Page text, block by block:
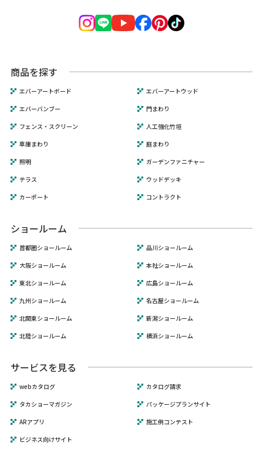
商品を探す
エバーアートボード
エバーアートウッド
エバーバンブー
門まわり
フェンス・スクリーン
人工強化竹垣
車庫まわり
庭まわり
照明
ガーデンファニチャー
テラス
ウッドデッキ
カーポート
コントラクト
ショールーム
首都圏ショールーム
品川ショールーム
大阪ショールーム
本社ショールーム
東北ショールーム
広島ショールーム
九州ショールーム
名古屋ショールーム
北関東ショールーム
新潟ショールーム
北陸ショールーム
横浜ショールーム
サービスを見る
webカタログ
カタログ請求
タカショーマガジン
パッケージプランサイト
ARアプリ
施工例コンテスト
ビジネス向けサイト